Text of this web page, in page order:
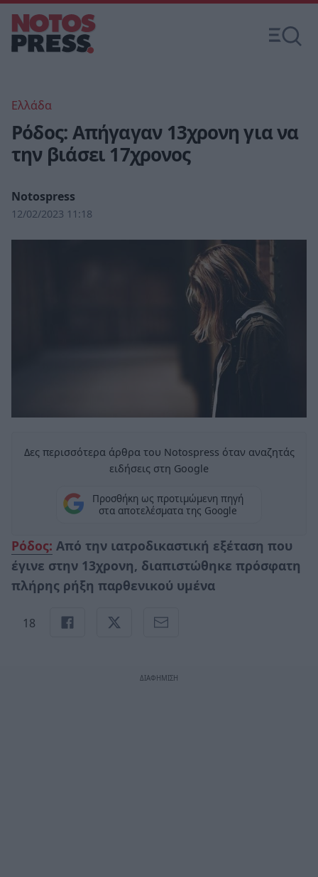
Ελλάδα
Ρόδος: Απήγαγαν 13χρονη για να
την βιάσει 17χρονος
Notospress
12/02/2023 11:18
Δες περισσότερα άρθρα του Notospress όταν αναζητάς
ειδήσεις στη Google
Προσθήκη ως προτιμώμενη πηγή
στα αποτελέσματα της Google
Ρόδος: Από την ιατροδικαστική εξέταση που
έγινε στην 13χρονη, διαπιστώθηκε πρόσφατη
πλήρης ρήξη παρθενικού υμένα
18